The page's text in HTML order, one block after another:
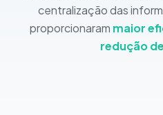
centralização das
proporcionaram maior
redução